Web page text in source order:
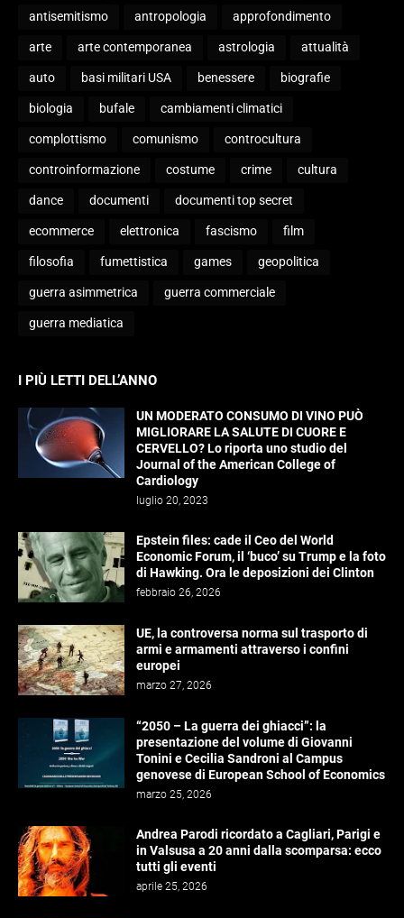
antisemitismo antropologia approfondimento
arte arte contemporanea astrologia attualità
auto basi militari USA benessere biografie
biologia bufale cambiamenti climatici
complottismo comunismo controcultura
controinformazione costume crime cultura
dance documenti documenti top secret
ecommerce elettronica fascismo film
filosofia fumettistica games geopolitica
guerra asimmetrica guerra commerciale
guerra mediatica
I PIÙ LETTI DELL’ANNO
UN MODERATO CONSUMO DI VINO PUÒ
MIGLIORARE LA SALUTE DI CUORE E
CERVELLO? Lo riporta uno studio del
Journal of the American College of
Cardiology
luglio 20, 2023
Epstein files: cade il Ceo del World
Economic Forum, il ‘buco’ su Trump e la foto
di Hawking. Ora le deposizioni dei Clinton
febbraio 26, 2026
UE, la controversa norma sul trasporto di
armi e armamenti attraverso i confini
europei
marzo 27, 2026
“2050 – La guerra dei ghiacci”: la
presentazione del volume di Giovanni
Tonini e Cecilia Sandroni al Campus
genovese di European School of Economics
marzo 25, 2026
Andrea Parodi ricordato a Cagliari, Parigi e
in Valsusa a 20 anni dalla scomparsa: ecco
tutti gli eventi
aprile 25, 2026